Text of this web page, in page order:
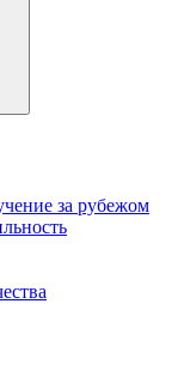
за рубежом